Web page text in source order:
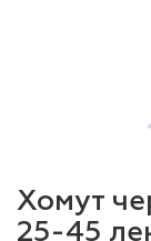
Хомут
25-45